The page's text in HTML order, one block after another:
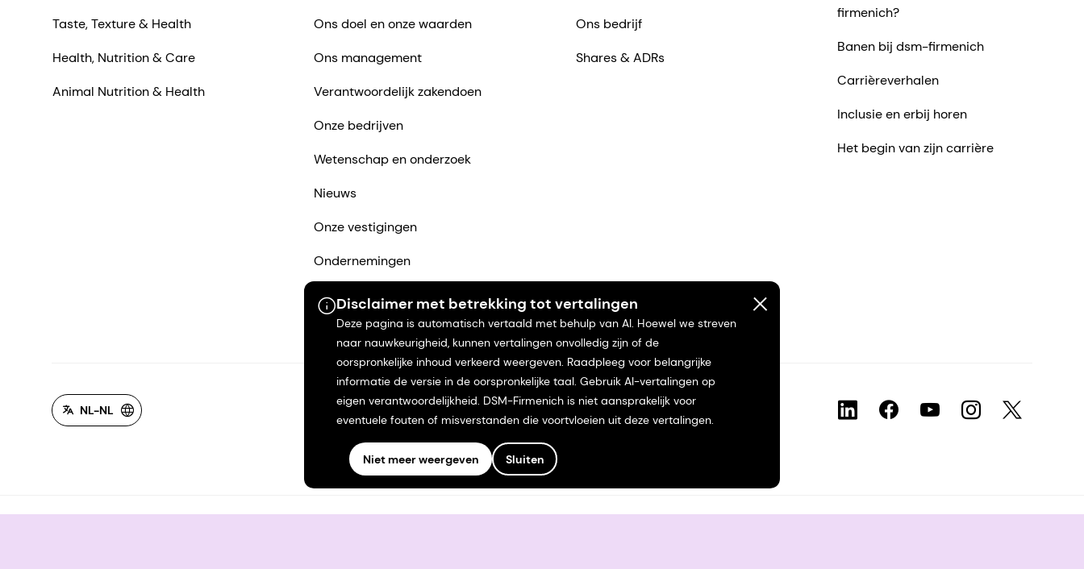
Disclaimer met betrekking tot vertalingen
Deze pagina is automatisch vertaald met behulp van AI. Hoewel we streven
naar nauwkeurigheid, kunnen vertalingen onvolledig zijn of de
oorspronkelijke inhoud verkeerd weergeven. Raadpleeg voor belangrijke
informatie de versie in de oorspronkelijke taal. Gebruik AI-vertalingen op
eigen verantwoordelijkheid. DSM-Firmenich is niet aansprakelijk voor
eventuele fouten of misverstanden die voortvloeien uit deze vertalingen.
Niet meer weergeven Sluiten
Taste, Texture & Health
Health, Nutrition & Care
Animal Nutrition & Health
Ons doel en onze waarden
Ons management
Verantwoordelijk zakendoen
Onze bedrijven
Wetenschap en onderzoek
Nieuws
Onze vestigingen
Ondernemingen
Leveranciers
Neem contact met ons op
Ons bedrijf
Shares & ADRs
firmenich?
Banen bij dsm-firmenich
Carrièreverhalen
Inclusie en erbij horen
Het begin van zijn carrière
NL-NL
©2026 dsm-firmenich. Alle rechten voorbehouden.